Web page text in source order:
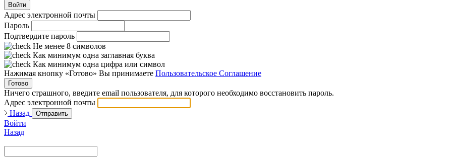
Войти
Адрес электронной почты
Пароль
Подтвердите пароль
Не менее 8 символов
Как минимум одна заглавная буква
Как минимум одна цифра или символ
Нажимая кнопку «Готово» Вы принимаете Пользовательское Соглашение
Готово
Ничего страшного, введите email пользователя, для которого необходимо восстановить пароль.
Адрес электронной почты
Назад
Отправить
Войти
Назад